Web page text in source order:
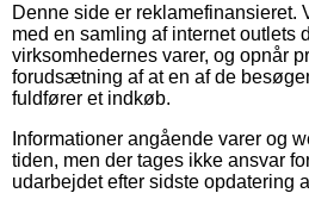
Denne side er reklamefinansieret.
med en samling af internet outlets
virksomhedernes varer, og opnår
forudsætning af at en af de
fuldfører et indkøb.
Informationer angående varer og
tiden, men der tages ikke ansvar
udarbejdet efter sidste opdatering